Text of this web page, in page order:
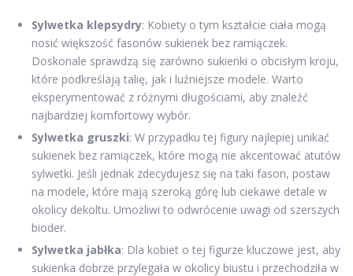
Sylwetka klepsydry: Kobiety o tym kształcie ciała mogą
nosić większość fasonów sukienek bez ramiączek.
Doskonale sprawdzą się zarówno sukienki o obcisłym kroju,
które podkreślają talię, jak i luźniejsze modele. Warto
eksperymentować z różnymi długościami, aby znaleźć
najbardziej komfortowy wybór.
Sylwetka gruszki: W przypadku tej figury najlepiej unikać
sukienek bez ramiączek, które mogą nie akcentować atutów
sylwetki. Jeśli jednak zdecydujesz się na taki fason, postaw
na modele, które mają szeroką górę lub ciekawe detale w
okolicy dekoltu. Umożliwi to odwrócenie uwagi od szerszych
bioder.
Sylwetka jabłka: Dla kobiet o tej figurze kluczowe jest, aby
sukienka dobrze przylegała w okolicy biustu i przechodziła w